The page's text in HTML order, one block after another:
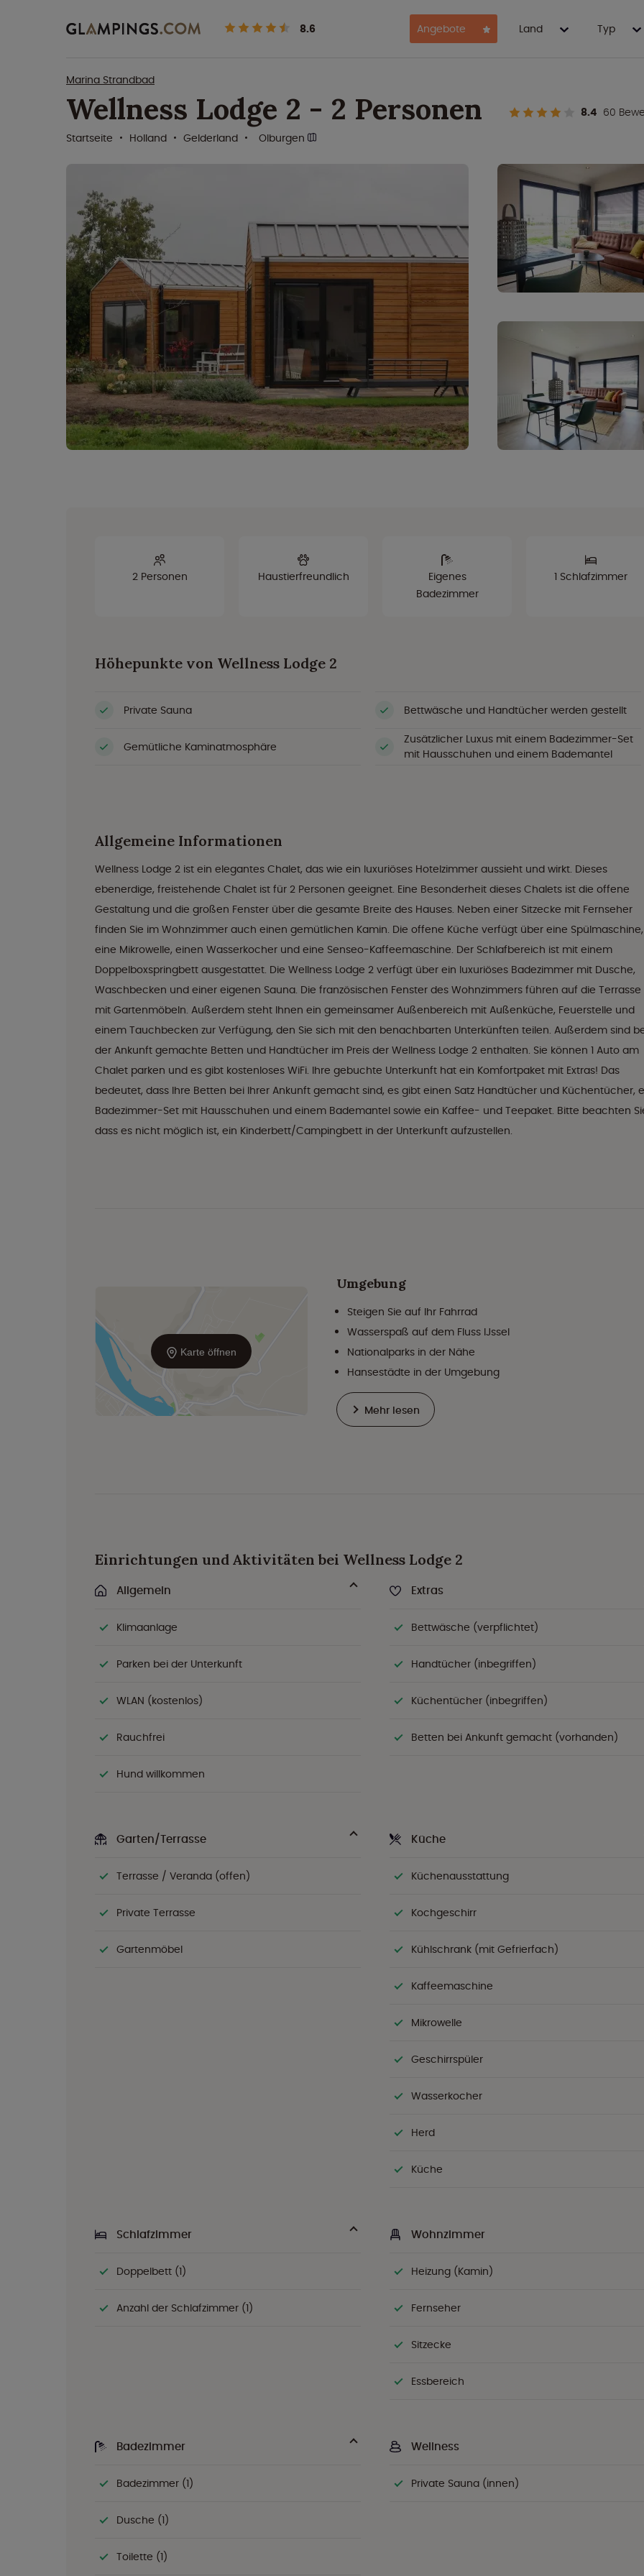
8.6 Angebote Land Typ
Marina Strandbad
Wellness Lodge 2 - 2 Personen 8.4 60
Startseite
Holland Gelderland Olburgen
2 Personen Haustierfreundlich
Eigenes
Badezimmer
1 Schlafzimmer
Höhepunkte von Wellness Lodge 2
Private Sauna Bettwäsche und Handtücher werden gestellt
Gemütliche Kaminatmosphäre
Zusätzlicher Luxus mit einem Badezimmer-Set
mit Hausschuhen und einem Bademantel
Allgemeine Informationen
Wellness Lodge 2 ist ein elegantes Chalet, das wie ein luxuriöses Hotelzimmer aussieht und wirkt. Dieses
ebenerdige, freistehende Chalet ist für 2 Personen geeignet. Eine Besonderheit dieses Chalets ist die offene
Gestaltung und die großen Fenster über die gesamte Breite des Hauses. Neben einer Sitzecke mit Fernseher
finden Sie im Wohnzimmer auch einen gemütlichen Kamin. Die offene Küche verfügt über eine Spülmaschine,
eine Mikrowelle, einen Wasserkocher und eine Senseo-Kaffeemaschine. Der Schlafbereich ist mit einem
Doppelboxspringbett ausgestattet. Die Wellness Lodge 2 verfügt über ein luxuriöses Badezimmer mit Dusche,
Waschbecken und einer eigenen Sauna. Die französischen Fenster des Wohnzimmers führen auf die Terrasse
mit Gartenmöbeln. Außerdem steht Ihnen ein gemeinsamer Außenbereich mit Außenküche, Feuerstelle und
einem Tauchbecken zur Verfügung, den Sie sich mit den benachbarten Unterkünften teilen. Außerdem sind
der Ankunft gemachte Betten und Handtücher im Preis der Wellness Lodge 2 enthalten. Sie können 1 Auto am
Chalet parken und es gibt kostenloses WiFi. Ihre gebuchte Unterkunft hat ein Komfortpaket mit Extras! Das
bedeutet, dass Ihre Betten bei Ihrer Ankunft gemacht sind, es gibt einen Satz Handtücher und Küchentücher,
Badezimmer-Set mit Hausschuhen und einem Bademantel sowie ein Kaffee- und Teepaket. Bitte beachten
dass es nicht möglich ist, ein Kinderbett/Campingbett in der Unterkunft aufzustellen.
Karte öffnen
Umgebung
Steigen Sie auf Ihr Fahrrad
Wasserspaß auf dem Fluss IJssel
Nationalparks in der Nähe
Hansestädte in der Umgebung
Mehr lesen
Einrichtungen und Aktivitäten bei Wellness Lodge 2
Allgemein
Klimaanlage
Parken bei der Unterkunft
WLAN (kostenlos)
Rauchfrei
Hund willkommen
Extras
Bettwäsche (verpflichtet)
Handtücher (inbegriffen)
Küchentücher (inbegriffen)
Betten bei Ankunft gemacht (vorhanden)
Garten/Terrasse
Terrasse / Veranda (offen)
Private Terrasse
Gartenmöbel
Küche
Küchenausstattung
Kochgeschirr
Kühlschrank (mit Gefrierfach)
Kaffeemaschine
Mikrowelle
Geschirrspüler
Wasserkocher
Herd
Küche
Schlafzimmer
Doppelbett (1)
Anzahl der Schlafzimmer (1)
Wohnzimmer
Heizung (Kamin)
Fernseher
Sitzecke
Essbereich
Badezimmer
Badezimmer (1)
Dusche (1)
Toilette (1)
Wellness
Private Sauna (innen)